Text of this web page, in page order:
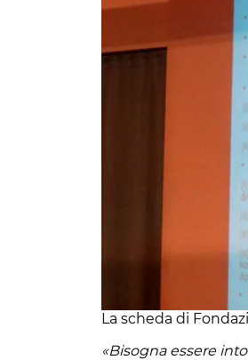
La scheda di
«Bisogna essere